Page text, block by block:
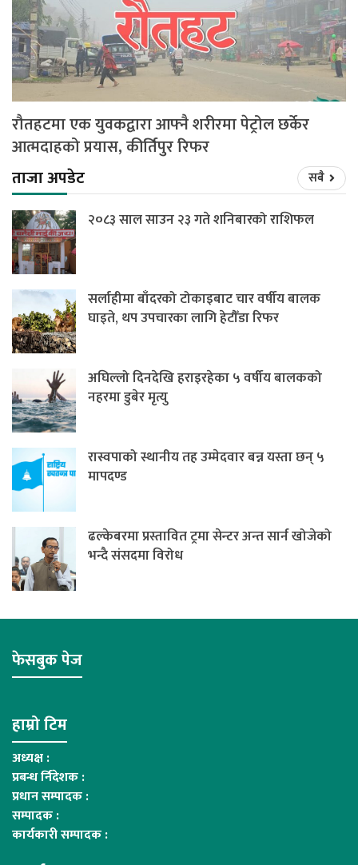
रौतहटमा एक युवकद्वारा आफ्नै शरीरमा पेट्रोल छर्केर
आत्मदाहको प्रयास, कीर्तिपुर रिफर
ताजा अपडेट
सबै
२०८३ साल साउन २३ गते शनिबारको राशिफल
सर्लाहीमा बाँदरको टोकाइबाट चार वर्षीय बालक
घाइते, थप उपचारका लागि हेटौँडा रिफर
अघिल्लो दिनदेखि हराइरहेका ५ वर्षीय बालकको
नहरमा डुबेर मृत्यु
रास्वपाको स्थानीय तह उम्मेदवार बन्न यस्ता छन् ५
मापदण्ड
ढल्केबरमा प्रस्तावित ट्रमा सेन्टर अन्त सार्न खोजेको
भन्दै संसदमा विरोध
फेसबुक पेज
हाम्रो टिम
अध्यक्ष :
प्रबन्ध र्निदेशक :
प्रधान सम्पादक :
सम्पादक :
कार्यकारी सम्पादक :